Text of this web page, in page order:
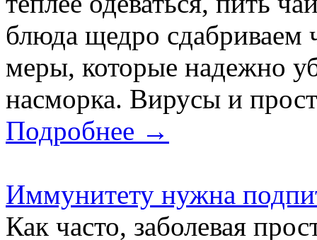
блюда щедро сдабриваем
меры, которые надежно
насморка. Вирусы и
Подробнее →
Иммунитету нужна
Как часто, заболевая